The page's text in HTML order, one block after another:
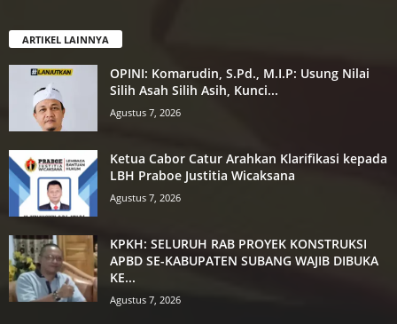
ARTIKEL LAINNYA
OPINI: Komarudin, S.Pd., M.I.P: Usung Nilai
Silih Asah Silih Asih, Kunci...
Agustus 7, 2026
Ketua Cabor Catur Arahkan Klarifikasi kepada
LBH Praboe Justitia Wicaksana
Agustus 7, 2026
KPKH: SELURUH RAB PROYEK KONSTRUKSI
APBD SE-KABUPATEN SUBANG WAJIB DIBUKA
KE...
Agustus 7, 2026